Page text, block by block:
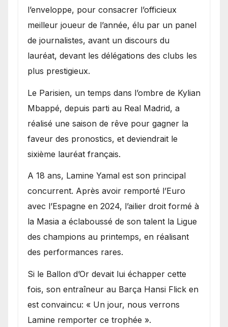
l’enveloppe, pour consacrer l’officieux
meilleur joueur de l’année, élu par un panel
de journalistes, avant un discours du
lauréat, devant les délégations des clubs les
plus prestigieux.
Le Parisien, un temps dans l’ombre de Kylian
Mbappé, depuis parti au Real Madrid, a
réalisé une saison de rêve pour gagner la
faveur des pronostics, et deviendrait le
sixième lauréat français.
A 18 ans, Lamine Yamal est son principal
concurrent. Après avoir remporté l’Euro
avec l’Espagne en 2024, l’ailier droit formé à
la Masia a éclaboussé de son talent la Ligue
des champions au printemps, en réalisant
des performances rares.
Si le Ballon d’Or devait lui échapper cette
fois, son entraîneur au Barça Hansi Flick en
est convaincu: « Un jour, nous verrons
Lamine remporter ce trophée ».